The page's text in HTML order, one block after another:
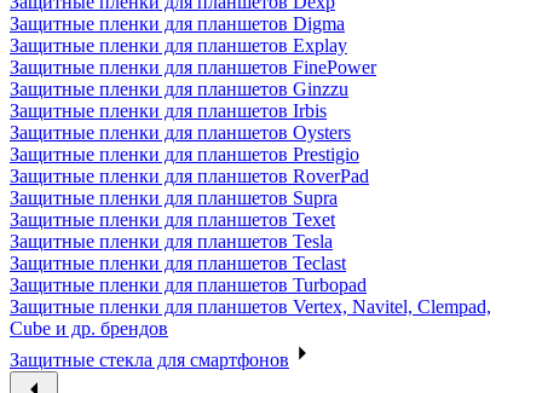
Защитные пленки для планшетов Digma
Защитные пленки для планшетов Explay
Защитные пленки для планшетов FinePower
Защитные пленки для планшетов Ginzzu
Защитные пленки для планшетов Irbis
Защитные пленки для планшетов Oysters
Защитные пленки для планшетов Prestigio
Защитные пленки для планшетов RoverPad
Защитные пленки для планшетов Supra
Защитные пленки для планшетов Texet
Защитные пленки для планшетов Tesla
Защитные пленки для планшетов Teclast
Защитные пленки для планшетов Turbopad
Защитные пленки для планшетов Vertex, Navitel, Clempad,
Cube и др. брендов
Защитные стекла для смартфонов